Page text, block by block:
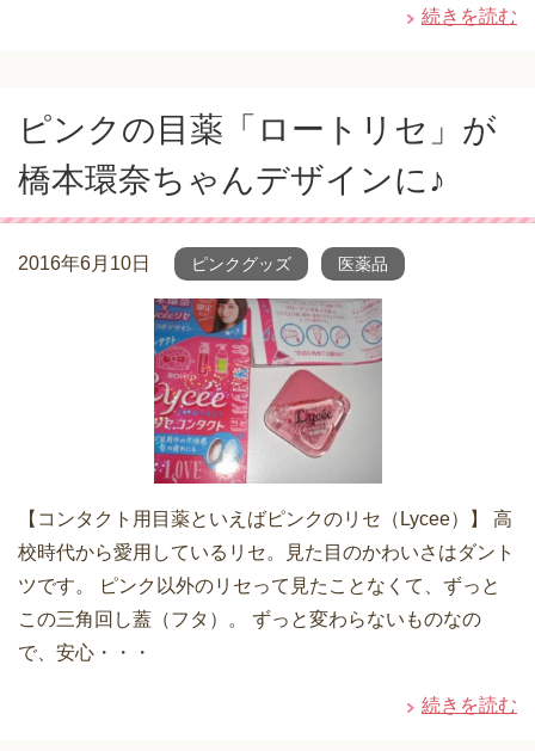
続きを読む
ピンクの目薬「ロートリセ」が
橋本環奈ちゃんデザインに♪
2016年6月10日 ピンクグッズ 医薬品
【コンタクト用目薬といえばピンクのリセ（Lycee）】 高
校時代から愛用しているリセ。見た目のかわいさはダント
ツです。 ピンク以外のリセって見たことなくて、ずっと
この三角回し蓋（フタ）。 ずっと変わらないものなの
で、安心・・・
続きを読む